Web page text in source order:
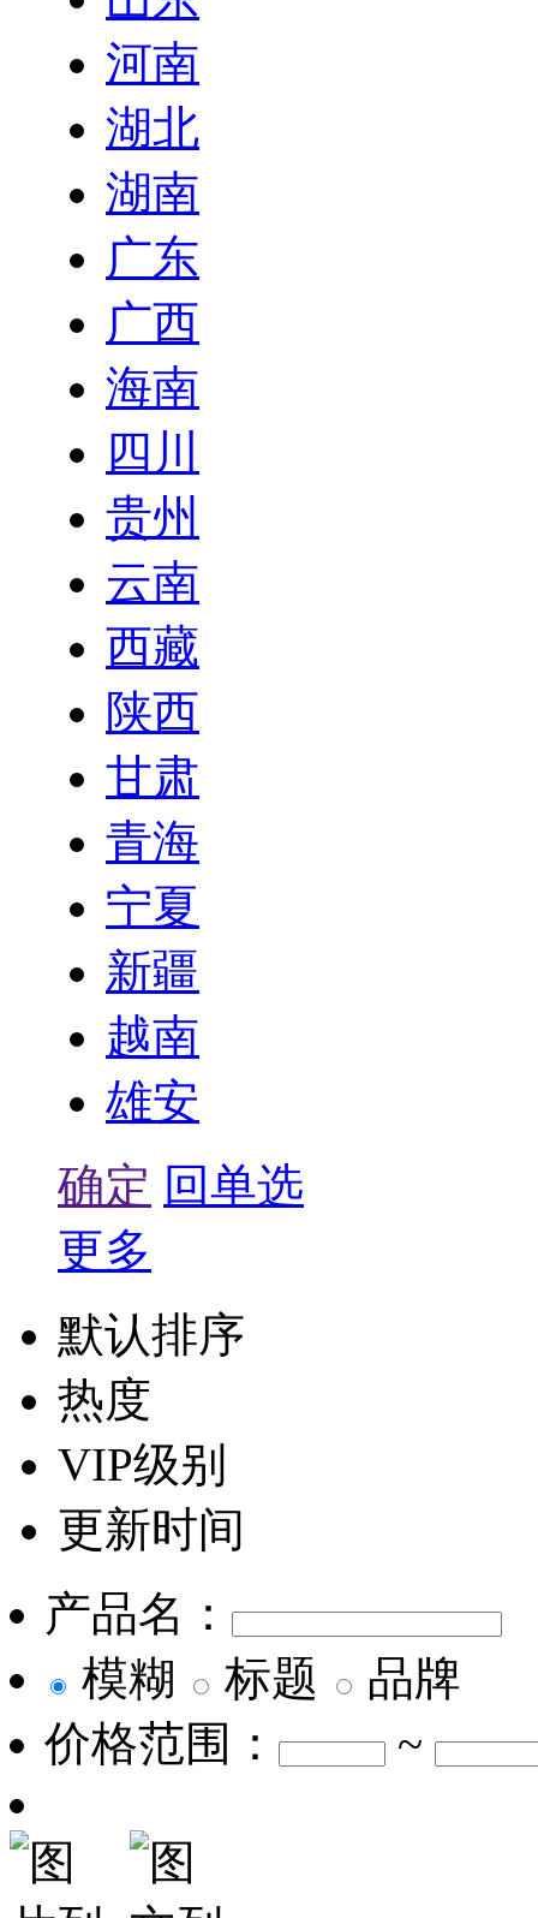
河南
湖北
湖南
广东
广西
海南
四川
贵州
云南
西藏
陕西
甘肃
青海
宁夏
新疆
越南
雄安
确定 回单选
更多
默认排序
热度
VIP级别
更新时间
产品名：
模糊
标题
品牌
价格范围：
~